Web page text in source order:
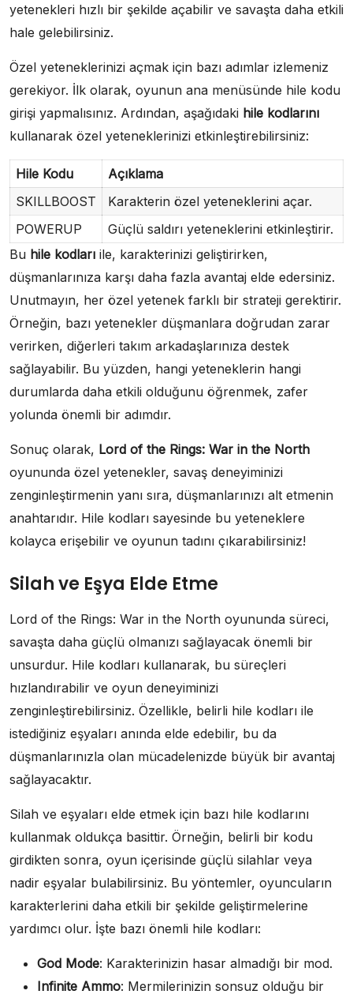
yetenekleri hızlı bir şekilde açabilir ve savaşta daha etkili
hale gelebilirsiniz.
Özel yeteneklerinizi açmak için bazı adımlar izlemeniz
gerekiyor. İlk olarak, oyunun ana menüsünde hile kodu
girişi yapmalısınız. Ardından, aşağıdaki hile kodlarını
kullanarak özel yeteneklerinizi etkinleştirebilirsiniz:
Hile Kodu
Açıklama
SKILLBOOST
Karakterin özel yeteneklerini açar.
POWERUP
Güçlü saldırı yeteneklerini etkinleştirir.
Bu hile kodları ile, karakterinizi geliştirirken,
düşmanlarınıza karşı daha fazla avantaj elde edersiniz.
Unutmayın, her özel yetenek farklı bir strateji gerektirir.
Örneğin, bazı yetenekler düşmanlara doğrudan zarar
verirken, diğerleri takım arkadaşlarınıza destek
sağlayabilir. Bu yüzden, hangi yeteneklerin hangi
durumlarda daha etkili olduğunu öğrenmek, zafer
yolunda önemli bir adımdır.
Sonuç olarak, Lord of the Rings: War in the North
oyununda özel yetenekler, savaş deneyiminizi
zenginleştirmenin yanı sıra, düşmanlarınızı alt etmenin
anahtarıdır. Hile kodları sayesinde bu yeteneklere
kolayca erişebilir ve oyunun tadını çıkarabilirsiniz!
Silah ve Eşya Elde Etme
Lord of the Rings: War in the North oyununda süreci,
savaşta daha güçlü olmanızı sağlayacak önemli bir
unsurdur. Hile kodları kullanarak, bu süreçleri
hızlandırabilir ve oyun deneyiminizi
zenginleştirebilirsiniz. Özellikle, belirli hile kodları ile
istediğiniz eşyaları anında elde edebilir, bu da
düşmanlarınızla olan mücadelenizde büyük bir avantaj
sağlayacaktır.
Silah ve eşyaları elde etmek için bazı hile kodlarını
kullanmak oldukça basittir. Örneğin, belirli bir kodu
girdikten sonra, oyun içerisinde güçlü silahlar veya
nadir eşyalar bulabilirsiniz. Bu yöntemler, oyuncuların
karakterlerini daha etkili bir şekilde geliştirmelerine
yardımcı olur. İşte bazı önemli hile kodları:
God Mode: Karakterinizin hasar almadığı bir mod.
Infinite Ammo: Mermilerinizin sonsuz olduğu bir